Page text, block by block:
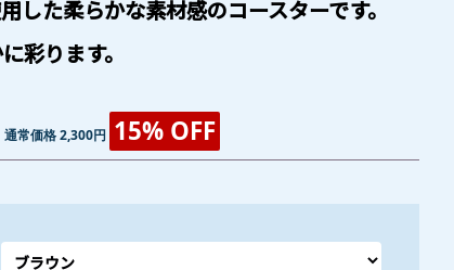
した柔らかな素材感のコースターです。
彩ります。
通常価格 2,300円 15% OFF